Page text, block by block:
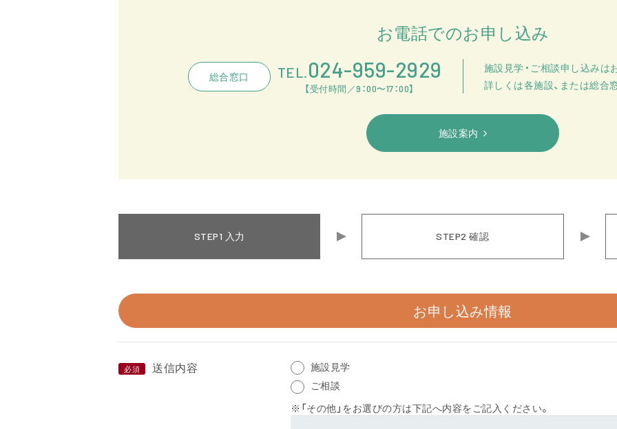
お電話でのお申し込み
総合窓口 TEL.024-959-2929
【受付時間／9：00〜17：00】
施設見学・ご相談申し込みは
詳しくは各施設、または総合
施設案内
STEP1 入力 STEP2 確認
お申し込み情報
必須 送信内容
施設見学
ご相談
※「その他」をお選びの方は下記へ内容をご記入ください。